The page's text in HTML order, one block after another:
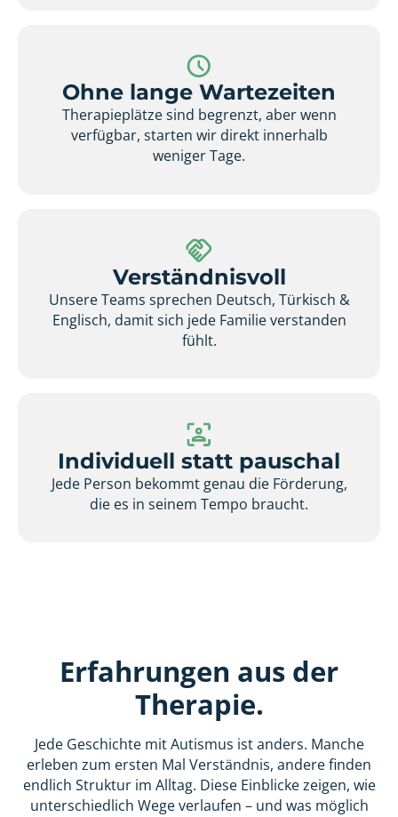
Ohne lange Wartezeiten
Therapieplätze sind begrenzt, aber wenn
verfügbar, starten wir direkt innerhalb
weniger Tage.
Verständnisvoll
Unsere Teams sprechen Deutsch, Türkisch &
Englisch, damit sich jede Familie verstanden
fühlt.
Individuell statt pauschal
Jede Person bekommt genau die Förderung,
die es in seinem Tempo braucht.
Erfahrungen aus der
Therapie.
Jede Geschichte mit Autismus ist anders. Manche
erleben zum ersten Mal Verständnis, andere finden
endlich Struktur im Alltag. Diese Einblicke zeigen, wie
unterschiedlich Wege verlaufen – und was möglich